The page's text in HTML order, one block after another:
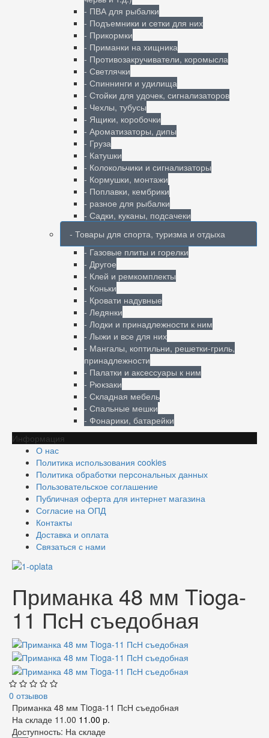
- ПВА для рыбалки
- Подъемники и сетки для них
- Прикормки
- Приманки на хищника
- Противозакручиватели, коромысла
- Светлячки
- Спиннинги и удилища
- Стойки для удочек, сигнализаторов
- Чехлы, тубусы
- Ящики, коробочки
- Ароматизаторы, дипы
- Груза
- Катушки
- Колокольчики и сигнализаторы
- Кормушки, монтажи
- Поплавки, кембрики
- разное для рыбалки
- Садки, куканы, подсачеки
- Товары для спорта, туризма и отдыха
- Газовые плиты и горелки
- Другое
- Клей и ремкомплекты
- Коньки
- Кровати надувные
- Ледянки
- Лодки и принадлежности к ним
- Лыжи и все для них
- Мангалы, коптильни, решетки-гриль,
принадлежности
- Палатки и аксессуары к ним
- Рюкзаки
- Складная мебель
- Спальные мешки
- Фонарики, батарейки
Информация
О нас
Политика использования cookies
Политика обработки персональных данных
Пользовательское соглашение
Публичная оферта для интернет магазина
Согласие на ОПД
Контакты
Доставка и оплата
Связаться с нами
Приманка 48 мм Tioga-
11 ПсН съедобная
0 отзывов
Приманка 48 мм Tioga-11 ПсН съедобная
На складе 11.00 11.00 р.
Доступность: На складе